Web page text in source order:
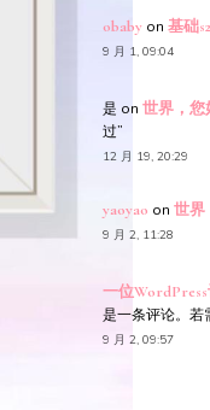
obabyon 基础
9 月 1, 09:04
是 on 世界，您
过”
12 月 19, 20:29
yaoyao on 世界
9 月 2, 11:28
一位
是一条评论。若
9 月 2, 09:57